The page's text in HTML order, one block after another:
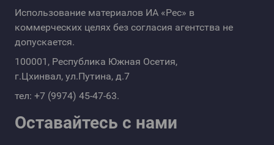
Использование материалов ИА «Рес» в
коммерческих целях без согласия агентства не
допускается.
100001, Республика Южная Осетия,
г.Цхинвал, ул.Путина, д.7
тел: +7 (9974) 45-47-63.
Оставайтесь с нами